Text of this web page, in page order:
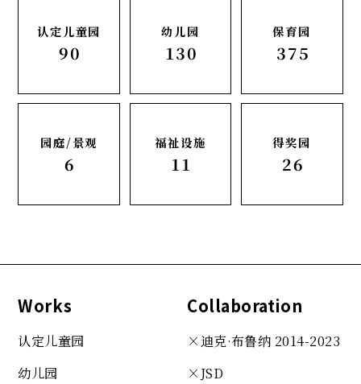
认定儿童园
90
幼儿园
130
保育园
375
园庭/景观
6
福祉设施
11
得奖园
26
Works
认定儿童园
幼儿园
Collaboration
×迪克·布鲁纳 2014-2023
×JSD